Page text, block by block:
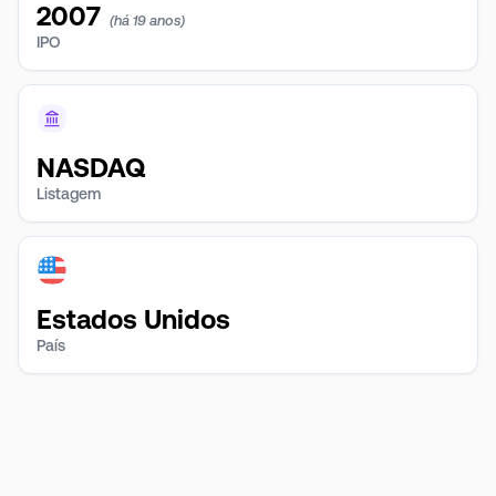
2007 (há 19 anos)
IPO
NASDAQ
Listagem
Estados Unidos
País